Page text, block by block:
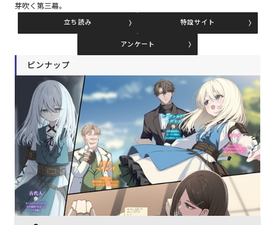
芽吹く第三幕。
立ち読み 特設サイト
アンケート
ピンナップ